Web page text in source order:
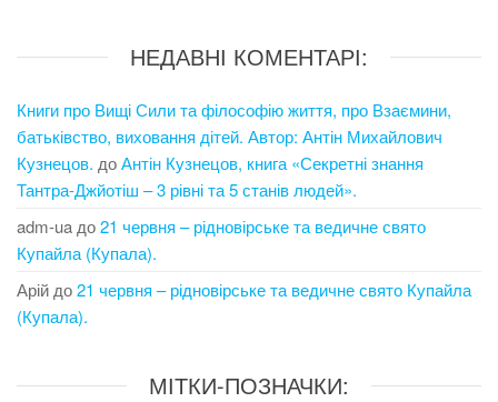
НЕДАВНІ КОМЕНТАРІ:
Книги про Вищі Сили та філософію життя, про Взаємини,
батьківство, виховання дітей. Автор: Антін Михайлович
Кузнецов. доАнтін Кузнецов, книга «Секретні знання
Тантра-Джйотіш – 3 рівні та 5 станів людей».
adm-ua до21 червня – рідновірське та ведичне свято
Купайла (Купала).
Арій до21 червня – рідновірське та ведичне свято Купайла
(Купала).
МІТКИ-ПОЗНАЧКИ: